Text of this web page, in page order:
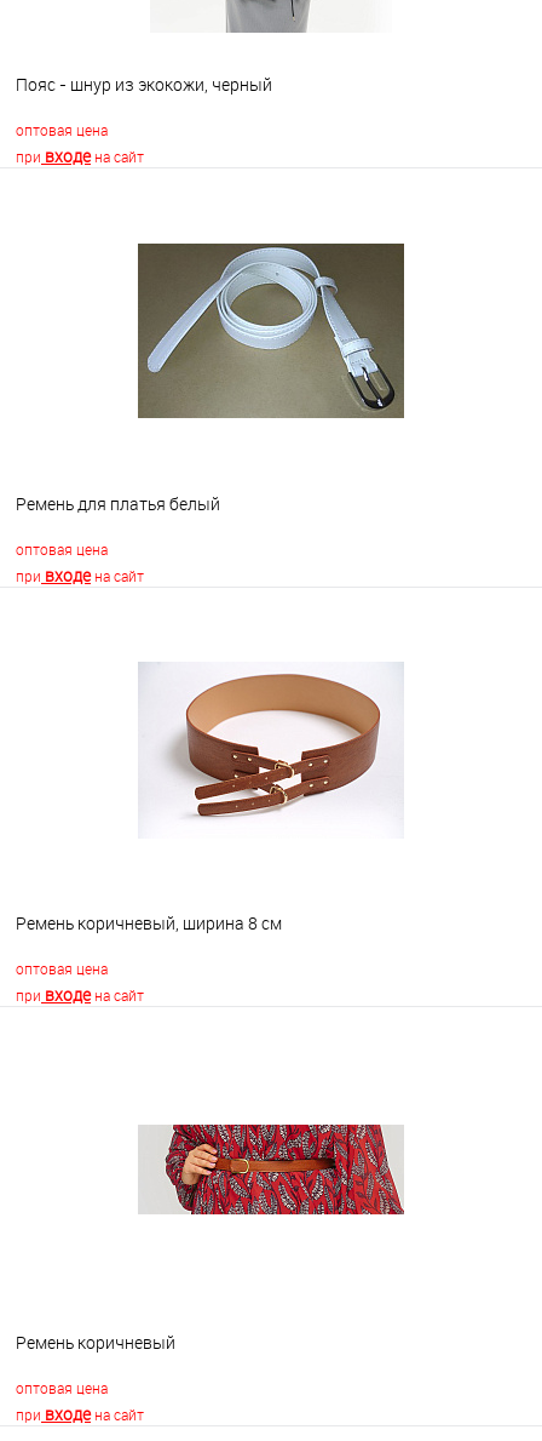
Пояс - шнур из экокожи, черный
оптовая цена
при входена сайт
Недоступно
Ремень для платья белый
оптовая цена
при входена сайт
В наличии
Ремень коричневый, ширина 8 см
оптовая цена
при входена сайт
В наличии
Ремень коричневый
оптовая цена
при входена сайт